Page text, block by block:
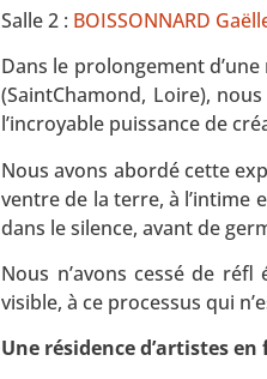
Salle 2 : BOISSONNARD
Dans le prolongement
(SaintChamond, Loire),
l’incroyable puissance de
Nous avons abordé cette
ventre de la terre, à l’intime
dans le silence, avant de
Nous n’avons cessé de
visible, à ce processus qui
Une résidence d’artistes en